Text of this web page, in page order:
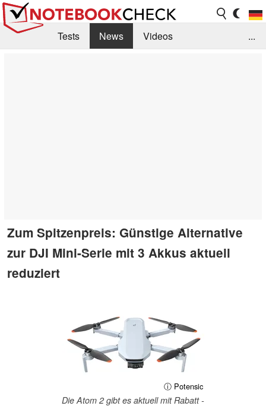
Tests News
Videos
...
Zum Spitzenpreis: Günstige Alternative
zur DJI Mini-Serie mit 3 Akkus aktuell
reduziert
ⓘ Potensic
Die Atom 2 gibt es aktuell mit Rabatt -